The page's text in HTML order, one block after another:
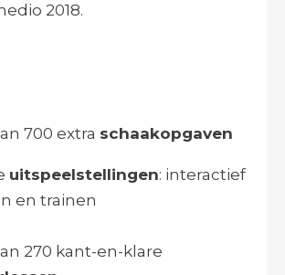
2018.
700 extra schaakopgaven
uitspeelstellingen: interactief
en trainen
270 kant-en-klare